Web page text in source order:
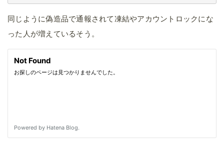
同じように偽造品で通報されて凍結やアカウントロックにな
った人が増えているそう。